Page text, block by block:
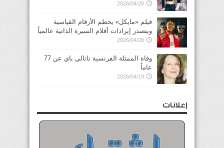
2026/04/28
فيلم «مايكل» يحطم الأرقام القياسية
ويتصدر إيرادات أفلام السيرة الذاتية عالمياً
2026/04/28
وفاة الممثلة الفرنسية ناتالي باي عن 77
عاماً
2026/04/19
إعلانات